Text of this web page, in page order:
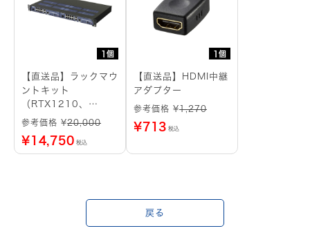
1個
【直送品】ラックマウ
ントキット
（RTX1210、
RTX1220用）
参考価格 ¥20,000
¥14,750 税込
1個
【直送品】HDMI中継
アダプター
参考価格 ¥1,270
¥713 税込
戻る